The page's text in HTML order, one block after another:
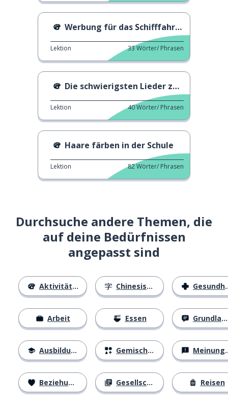
Werbung für das Schifffahrtsmuseum
Lektion 33Wörter/ Phrasen
Die schwierigsten Lieder zum Singen
Lektion 40Wörter/ Phrasen
Haare färben in der Schule
Lektion 82Wörter/ Phrasen
Durchsuche andere Themen, die
auf deine Bedürfnissen
angepasst sind
Aktivitäten
Arbeit
Ausbildung
Beziehungen
Chinesische Schriftzeichen
Essen
Gemischtes
Gesellschaft
Gesundheit
Grundlagen
Meinungen
Reisen